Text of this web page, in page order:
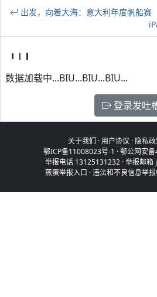
出发，向着大海：意大利年度帆船赛
数据加载中...BIU...BIU...BIU...
登录发吐
关于我们 ·用户协议 · 隐私
鄂ICP备11008023号-1 ·鄂公网安
举报电话 13125131232 · 举报邮
煎蛋举报入口 ·违法和不良信息举